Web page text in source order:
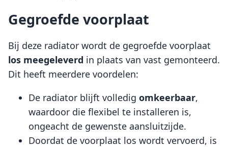
Gegroefde voorplaat
Bij deze radiator wordt de gegroefde voorplaat
los meegeleverd in plaats van vast gemonteerd.
Dit heeft meerdere voordelen:
De radiator blijft volledig omkeerbaar,
waardoor die flexibel te installeren is,
ongeacht de gewenste aansluitzijde.
Doordat de voorplaat los wordt vervoerd, is